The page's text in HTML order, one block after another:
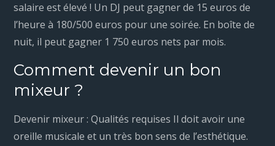
salaire est élevé ! Un DJ peut gagner de 15 euros de
l’heure à 180/500 euros pour une soirée. En boîte de
nuit, il peut gagner 1 750 euros nets par mois.
Comment devenir un bon
mixeur ?
Devenir mixeur : Qualités requises Il doit avoir une
oreille musicale et un très bon sens de l’esthétique.